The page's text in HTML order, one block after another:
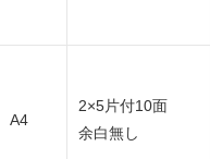
A4
2×5片付10面
余白無し